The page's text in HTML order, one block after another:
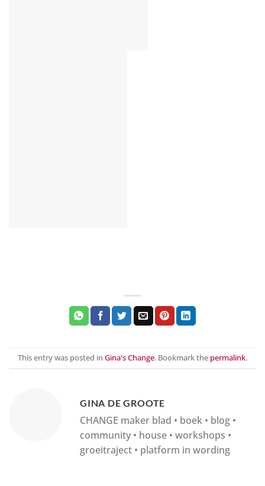
This entry was posted in Gina's Change. Bookmark the permalink.
GINA DE GROOTE
CHANGE maker blad • boek • blog •
community • house • workshops •
groeitraject • platform in wording